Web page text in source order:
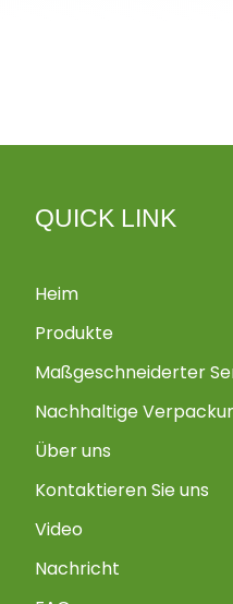
QUICK LINK
Heim
Produkte
Maßgeschneiderter
Nachhaltige
Über uns
Kontaktieren Sie uns
Video
Nachricht